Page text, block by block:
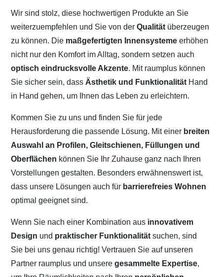
Wir sind stolz, diese hochwertigen Produkte an Sie
weiterzuempfehlen und Sie von derQualität überzeugen
zu können. Die maßgefertigten Innensystemeerhöhen
nicht nur den Komfort im Alltag, sondern setzen auch
optisch eindrucksvolle Akzente. Mit raumplus können
Sie sicher sein, dass Ästhetik und Funktionalität Hand
in Hand gehen, um Ihnen das Leben zu erleichtern.
Kommen Sie zu uns und finden Sie für jede
Herausforderung die passende Lösung. Mit einer breiten
Auswahl an Profilen, Gleitschienen, Füllungen und
Oberflächen können Sie Ihr Zuhause ganz nach Ihren
Vorstellungen gestalten. Besonders erwähnenswert ist,
dass unsere Lösungen auch für barrierefreies Wohnen
optimal geeignet sind.
Wenn Sie nach einer Kombination aus innovativem
Design und praktischer Funktionalitätsuchen, sind
Sie bei uns genau richtig! Vertrauen Sie auf unseren
Partner raumplus und unseregesammelte Expertise,